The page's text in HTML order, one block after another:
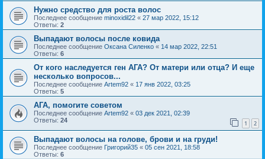
Нужно средство для роста волос
Последнее сообщение minoxidil22 « 27 мар 2022, 15:12
Ответы: 2
Выпадают волосы после ковида
Последнее сообщение Оксана Силенко « 14 мар 2022, 22:51
Ответы: 6
От кого наследуется ген АГА? От матери или отца? И еще
несколько вопросов...
Последнее сообщение Artem92 « 17 янв 2022, 03:25
Ответы: 5
АГА, помогите советом
Последнее сообщение Artem92 « 03 дек 2021, 02:39
Ответы: 24 1 2
Выпадают волосы на голове, брови и на груди!
Последнее сообщение Григорий35 « 05 сен 2021, 18:58
Ответы: 6